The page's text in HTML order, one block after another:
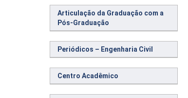
Articulação da Graduação com a
Pós-Graduação
Periódicos – Engenharia Civil
Centro Acadêmico